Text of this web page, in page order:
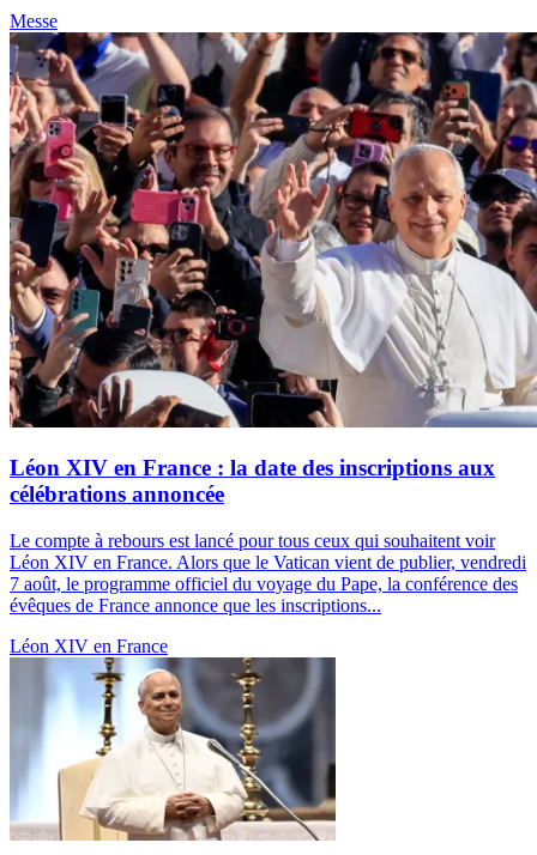
Messe
Léon XIV en France : la date des inscriptions aux
célébrations annoncée
Le compte à rebours est lancé pour tous ceux qui souhaitent voir
Léon XIV en France. Alors que le Vatican vient de publier, vendredi
7 août, le programme officiel du voyage du Pape, la conférence des
évêques de France annonce que les inscriptions...
Léon XIV en France